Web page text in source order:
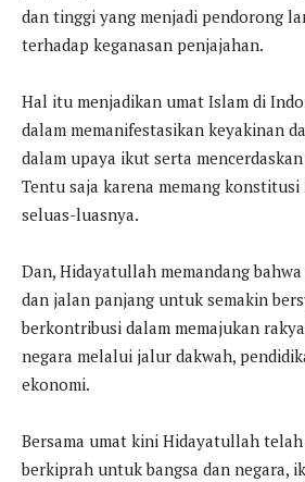
dan tinggi yang menjadi pendorong
terhadap keganasan penjajahan.
Hal itu menjadikan umat Islam di
dalam memanifestasikan keyakinan
dalam upaya ikut serta
Tentu saja karena memang konstitusi
seluas-luasnya.
Dan, Hidayatullah memandang
dan jalan panjang untuk semakin
berkontribusi dalam memajukan
negara melalui jalur dakwah,
ekonomi.
Bersama umat kini Hidayatullah
berkiprah untuk bangsa dan negara,